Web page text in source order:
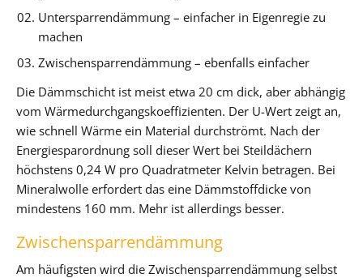
Untersparrendämmung – einfacher in Eigenregie zu
machen
Zwischensparrendämmung – ebenfalls einfacher
Die Dämmschicht ist meist etwa 20 cm dick, aber abhängig
vom Wärmedurchgangskoeffizienten. Der U-Wert zeigt an,
wie schnell Wärme ein Material durchströmt. Nach der
Energiesparordnung soll dieser Wert bei Steildächern
höchstens 0,24 W pro Quadratmeter Kelvin betragen. Bei
Mineralwolle erfordert das eine Dämmstoffdicke von
mindestens 160 mm. Mehr ist allerdings besser.
Zwischensparrendämmung
Am häufigsten wird die Zwischensparrendämmung selbst